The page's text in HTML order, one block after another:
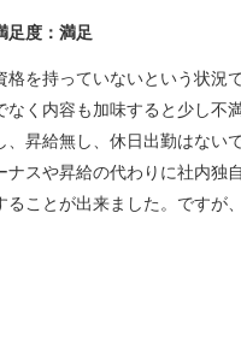
足度：満足
格を持っていないという状況
なく内容も加味すると少し不
、昇給無し、休日出勤はない
ナスや昇給の代わりに社内独
ることが出来ました。ですが